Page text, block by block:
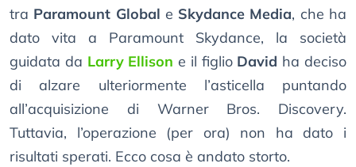
tra Paramount Global e Skydance Media, che ha
dato vita a Paramount Skydance, la società
guidata da Larry Ellison e il figlio David ha deciso
di alzare ulteriormente l’asticella puntando
all’acquisizione di Warner Bros. Discovery.
Tuttavia, l’operazione (per ora) non ha dato i
risultati sperati. Ecco cosa è andato storto.